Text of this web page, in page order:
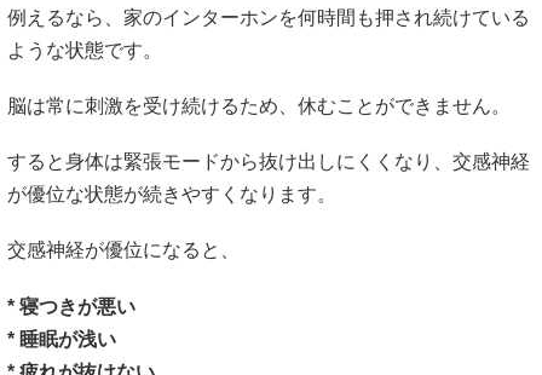
例えるなら、家のインターホンを何時間も押され続けている
ような状態です。
脳は常に刺激を受け続けるため、休むことができません。
すると身体は緊張モードから抜け出しにくくなり、交感神経
が優位な状態が続きやすくなります。
交感神経が優位になると、
* 寝つきが悪い
* 睡眠が浅い